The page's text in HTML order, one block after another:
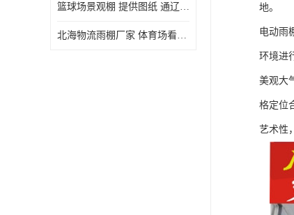
篮球场景观棚 提供图纸 通辽膜结构厂家
北海物流雨棚厂家 体育场看台雨棚 价格优惠
地。
电动雨
环境进
美观大
格定位
艺术性